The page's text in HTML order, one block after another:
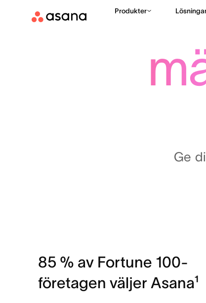
Produkter
Ge
85 % av Fortune 100-
företagen väljer Asana¹